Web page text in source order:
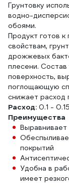
Грунтовку
водно-
обоями.
Продукт готов
свойствам,
дрожжевых
плесени.
поверхность,
поглощающую
снижает расход
Расход: 0.1 -
Преимущества
Выравнивает
покрытий
Удобна в
имеет